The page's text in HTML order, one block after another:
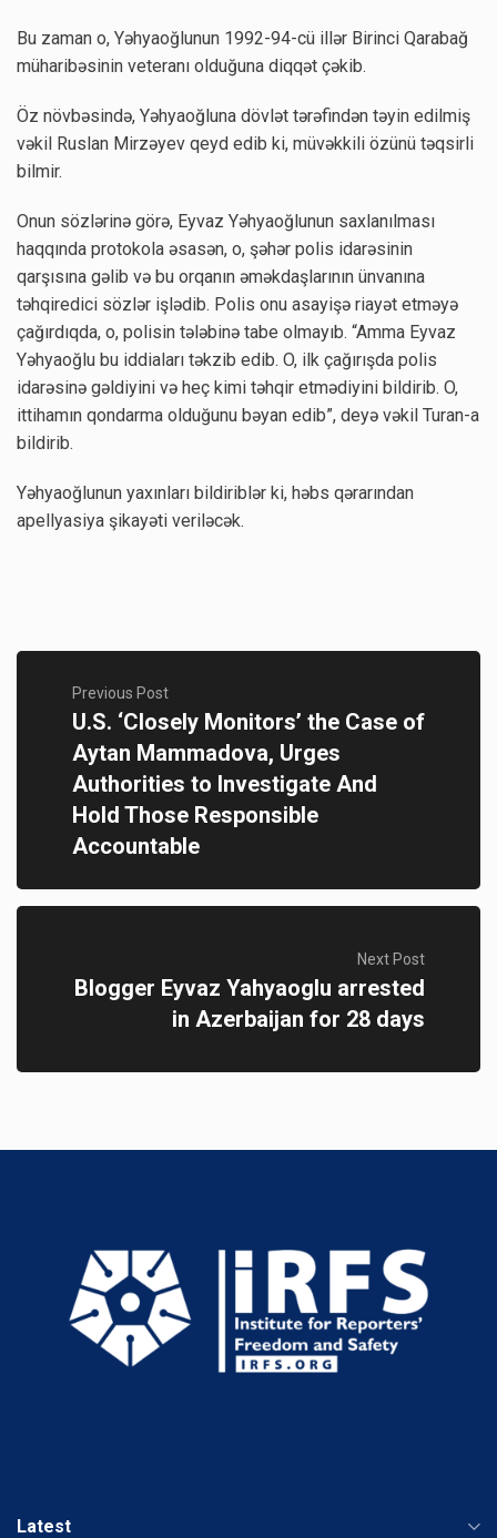
Bu zaman o, Yəhyaoğlunun 1992-94-cü illər Birinci Qarabağ
müharibəsinin veteranı olduğuna diqqət çəkib.
Öz növbəsində, Yəhyaoğluna dövlət tərəfindən təyin edilmiş
vəkil Ruslan Mirzəyev qeyd edib ki, müvəkkili özünü təqsirli
bilmir.
Onun sözlərinə görə, Eyvaz Yəhyaoğlunun saxlanılması
haqqında protokola əsasən, o, şəhər polis idarəsinin
qarşısına gəlib və bu orqanın əməkdaşlarının ünvanına
təhqiredici sözlər işlədib. Polis onu asayişə riayət etməyə
çağırdıqda, o, polisin tələbinə tabe olmayıb. “Amma Eyvaz
Yəhyaoğlu bu iddiaları təkzib edib. O, ilk çağırışda polis
idarəsinə gəldiyini və heç kimi təhqir etmədiyini bildirib. O,
ittihamın qondarma olduğunu bəyan edib”, deyə vəkil Turan-a
bildirib.
Yəhyaoğlunun yaxınları bildiriblər ki, həbs qərarından
apellyasiya şikayəti veriləcək.
Previous Post
U.S. ‘Closely Monitors’ the Case of
Aytan Mammadova, Urges
Authorities to Investigate And
Hold Those Responsible
Accountable
Next Post
Blogger Eyvaz Yahyaoglu arrested
in Azerbaijan for 28 days
Latest